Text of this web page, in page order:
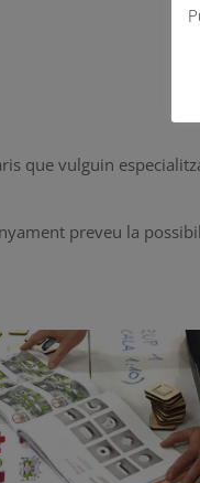
que vulguin
preveu la